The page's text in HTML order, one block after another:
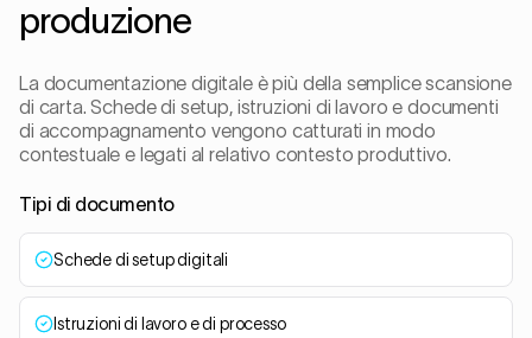
produzione
La documentazione digitale è più della semplice scansione
di carta. Schede di setup, istruzioni di lavoro e documenti
di accompagnamento vengono catturati in modo
contestuale e legati al relativo contesto produttivo.
Tipi di documento
Schede di setup digitali
Istruzioni di lavoro e di processo